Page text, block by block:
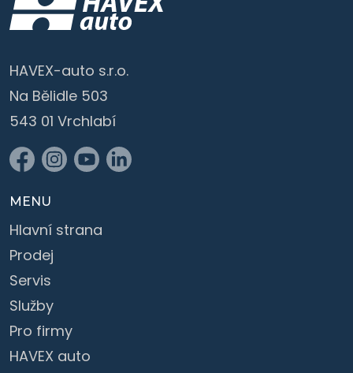
HAVEX-auto s.r.o.
Na Bělidle 503
543 01 Vrchlabí
MENU
Hlavní strana
Prodej
Servis
Služby
Pro firmy
HAVEX auto